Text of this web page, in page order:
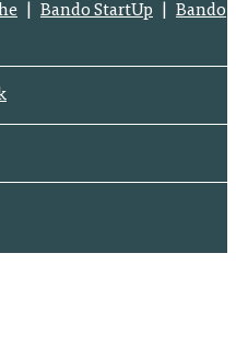
Bando StartUp
Bando